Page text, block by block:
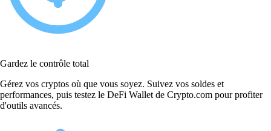
Gardez le contrôle total
Gérez vos cryptos où que vous soyez. Suivez vos soldes et
performances, puis testez le DeFi Wallet de Crypto.com pour profiter
d'outils avancés.